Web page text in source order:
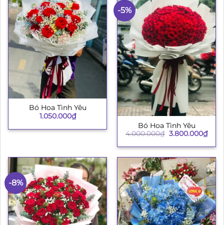
Bó Hoa Tình Yêu
1.050.000₫
-5%
Bó Hoa Tình Yêu
4.000.000₫ Giá
là:
3.800.000₫Giá
hiện
tại
-8%